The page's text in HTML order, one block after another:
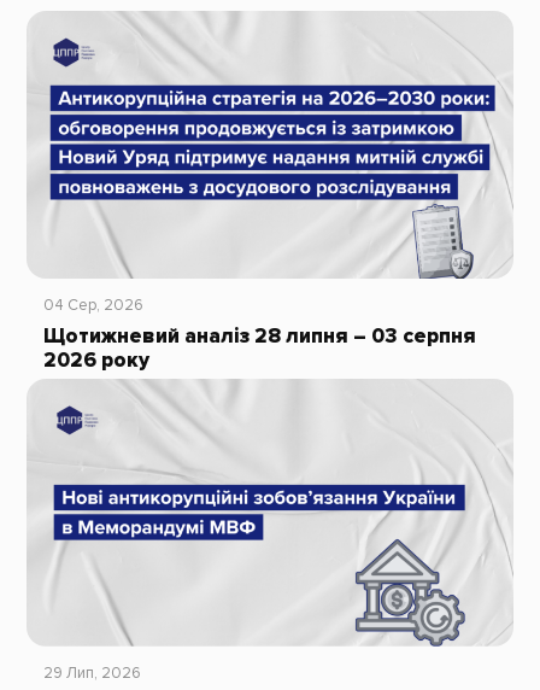
04 Сер, 2026
Щотижневий аналіз 28 липня – 03 серпня
2026 року
29 Лип, 2026